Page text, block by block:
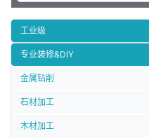
工业级
专业装修&DIY
金属钻削
石材加工
木材加工